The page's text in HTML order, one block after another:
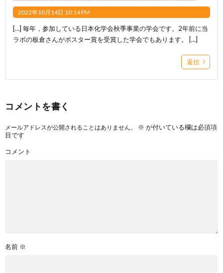
2022年10月14日 10:14 PM
[…] 毎年，参加している日本化学会秋季事業の学会です。2年前に当
ラボの板倉さんがポスター賞を受賞した学会でもあります。 […]
返信
コメントを書く
メールアドレスが公開されることはありません。 ※ が付いている欄は必須項
目です
コメント
名前 ※